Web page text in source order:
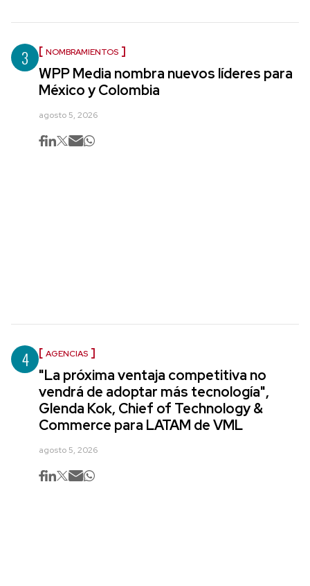
3 NOMBRAMIENTOS
WPP Media nombra nuevos líderes para
México y Colombia
agosto 5, 2026
4 AGENCIAS
"La próxima ventaja competitiva no
vendrá de adoptar más tecnología",
Glenda Kok, Chief of Technology &
Commerce para LATAM de VML
agosto 5, 2026